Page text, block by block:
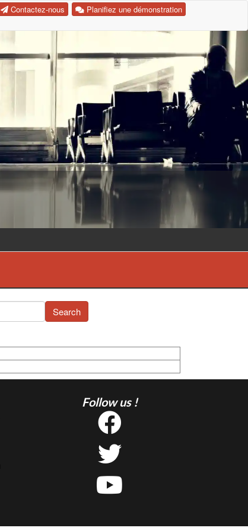
Planifiez une démonstration
Contactez-nous
Search
Follow us !